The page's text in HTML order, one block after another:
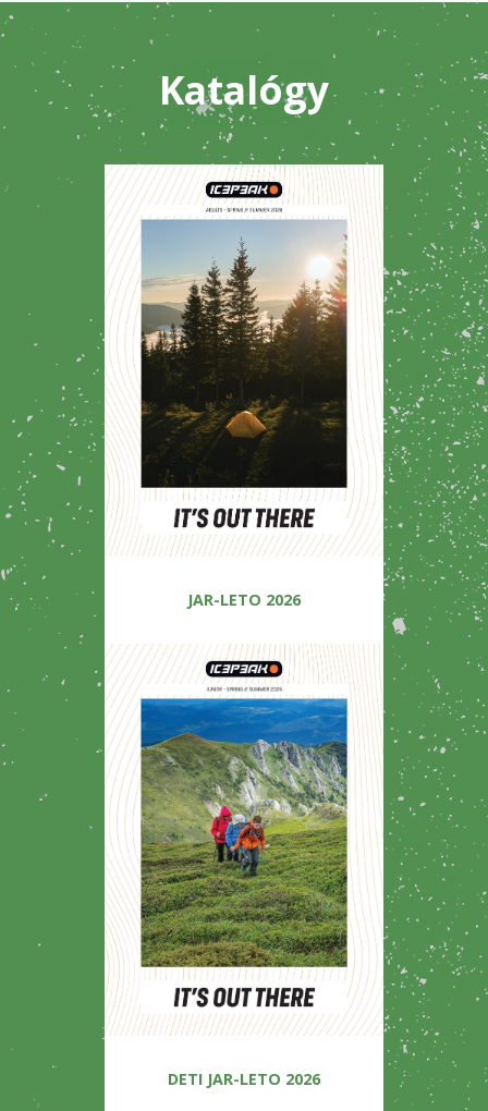
Katalógy
JAR-LETO 2026
DETI JAR-LETO 2026